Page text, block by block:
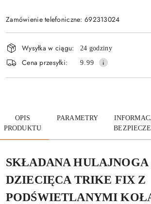
Zamówienie telefoniczne: 692313024
i
dostawa
Wysyłka w ciągu: 24 godziny
Cena przesyłki: 9.99
OPIS
PRODUKTU
PARAMETRY
SKŁADANA HULAJNOGA
DZIECIĘCA TRIKE FIX Z
PODŚWIETLANYMI